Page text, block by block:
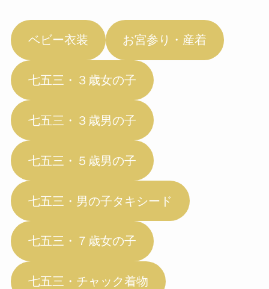
ベビー衣装 お宮参り・産着
七五三・３歳女の子
七五三・３歳男の子
七五三・５歳男の子
七五三・男の子タキシード
七五三・７歳女の子
七五三・チャック着物